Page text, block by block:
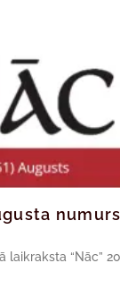
laikraksta “Nāc”